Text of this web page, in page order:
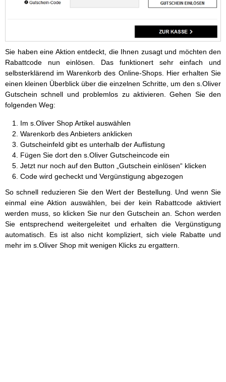
Sie haben eine Aktion entdeckt, die Ihnen zusagt und möchten den
Rabattcode nun einlösen. Das funktionert sehr einfach und
selbsterklärend im Warenkorb des Online-Shops. Hier erhalten Sie
einen kleinen Überblick über die einzelnen Schritte, um den s.Oliver
Gutschein schnell und problemlos zu aktivieren. Gehen Sie den
folgenden Weg:
Im s.Oliver Shop Artikel auswählen
Warenkorb des Anbieters anklicken
Gutscheinfeld gibt es unterhalb der Auflistung
Fügen Sie dort den s.Oliver Gutscheincode ein
Jetzt nur noch auf den Button „Gutschein einlösen“ klicken
Code wird gecheckt und Vergünstigung abgezogen
So schnell reduzieren Sie den Wert der Bestellung. Und wenn Sie
einmal eine Aktion auswählen, bei der kein Rabattcode aktiviert
werden muss, so klicken Sie nur den Gutschein an. Schon werden
Sie entsprechend weitergeleitet und erhalten die Vergünstigung
automatisch. Es ist also nicht kompliziert, sich viele Rabatte und
mehr im s.Oliver Shop mit wenigen Klicks zu ergattern.